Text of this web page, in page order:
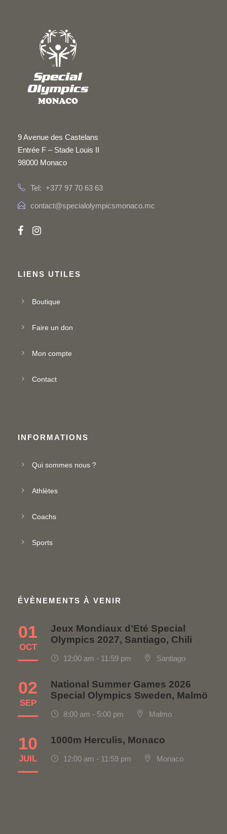
9 Avenue des Castelans
Entrée F – Stade Louis II
98000 Monaco
Tel: +377 97 70 63 63
contact@specialolympicsmonaco.mc
LIENS UTILES
Boutique
Faire un don
Mon compte
Contact
INFORMATIONS
Qui sommes nous ?
Athlètes
Coachs
Sports
ÉVÈNEMENTS À VENIR
01
OCT
Jeux Mondiaux d’Eté Special
Olympics 2027, Santiago, Chili
12:00 am - 11:59 pm Santiago
02
SEP
National Summer Games 2026
Special Olympics Sweden, Malmö
8:00 am - 5:00 pm Malmo
10
JUIL
1000m Herculis, Monaco
12:00 am - 11:59 pm Monaco